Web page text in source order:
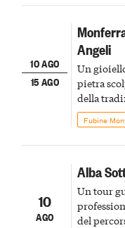
10 AGO
15 AGO
Angeli
Un
pietra
della
Fubine
10
AGO
Alba
Un tour
del